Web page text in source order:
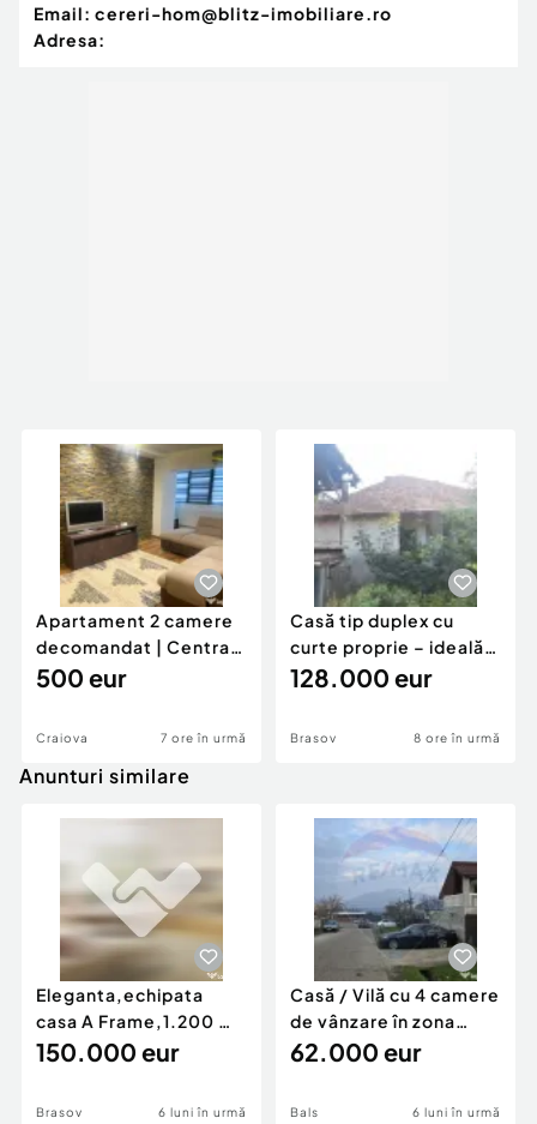
Email: cereri-hom@blitz-imobiliare.ro
Adresa:
Apartament 2 camere
decomandat | Centrală
proprie | 60 mp |
500 eur
Craiova 7 ore în urmă
Casă tip duplex cu
curte proprie – ideală
pentru renovar
128.000 eur
Brasov 8 ore în urmă
Anunturi similare
Eleganta,echipata
casa A Frame,1.200 mp
teren,deschidere Pia
150.000 eur
Brasov 6 luni în urmă
Casă / Vilă cu 4 camere
de vânzare în zona
Periferie
62.000 eur
Bals 6 luni în urmă